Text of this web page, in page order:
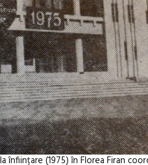
(1975) în Florea Firan